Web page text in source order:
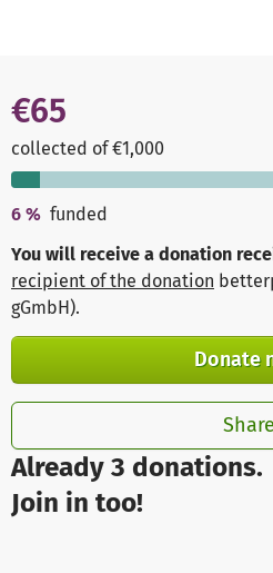
Already 3 donations.
Join in too!
€65
collected of €1,000
6 % funded
You will receive a donation
recipient of the donation
gGmbH).
Donate
Share